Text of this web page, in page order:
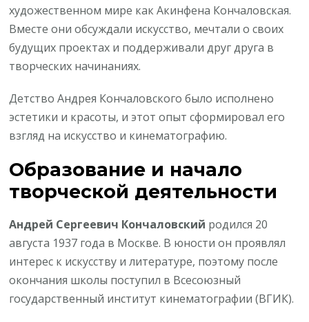
художественном мире как Акинфена Кончаловская.
Вместе они обсуждали искусство, мечтали о своих
будущих проектах и поддерживали друг друга в
творческих начинаниях.
Детство Андрея Кончаловского было исполнено
эстетики и красоты, и этот опыт сформировал его
взгляд на искусство и кинематографию.
Образование и начало
творческой деятельности
Андрей Сергеевич Кончаловский родился 20
августа 1937 года в Москве. В юности он проявлял
интерес к искусству и литературе, поэтому после
окончания школы поступил в Всесоюзный
государственный институт кинематографии (ВГИК).